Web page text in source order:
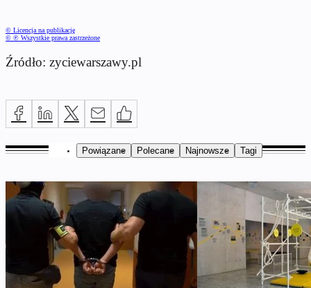
© Licencja na publikację
© ℗ Wszystkie prawa zastrzeżone
Źródło: zyciewarszawy.pl
Powiązane Polecane Najnowsze Tagi